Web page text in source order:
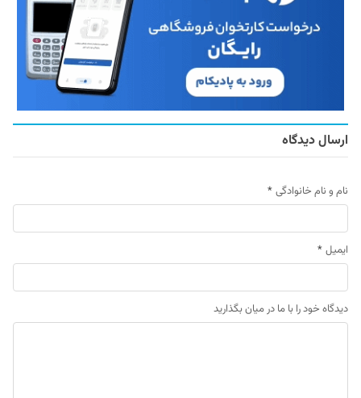
ارسال دیدگاه
نام و نام خانوادگی *
ایمیل *
دیدگاه خود را با ما در میان بگذارید